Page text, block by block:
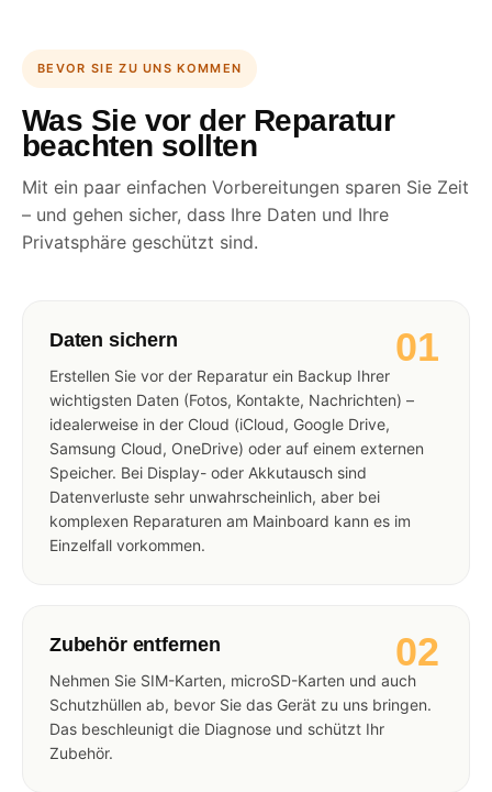
BEVOR SIE ZU UNS KOMMEN
Was Sie vor der Reparatur
beachten sollten
Mit ein paar einfachen Vorbereitungen sparen Sie Zeit
– und gehen sicher, dass Ihre Daten und Ihre
Privatsphäre geschützt sind.
01
Daten sichern
Erstellen Sie vor der Reparatur ein Backup Ihrer
wichtigsten Daten (Fotos, Kontakte, Nachrichten) –
idealerweise in der Cloud (iCloud, Google Drive,
Samsung Cloud, OneDrive) oder auf einem externen
Speicher. Bei Display- oder Akkutausch sind
Datenverluste sehr unwahrscheinlich, aber bei
komplexen Reparaturen am Mainboard kann es im
Einzelfall vorkommen.
02
Zubehör entfernen
Nehmen Sie SIM-Karten, microSD-Karten und auch
Schutzhüllen ab, bevor Sie das Gerät zu uns bringen.
Das beschleunigt die Diagnose und schützt Ihr
Zubehör.